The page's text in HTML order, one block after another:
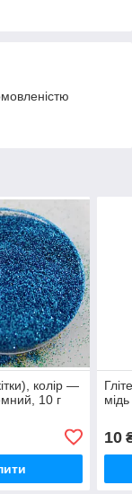
колір —
10 г
10